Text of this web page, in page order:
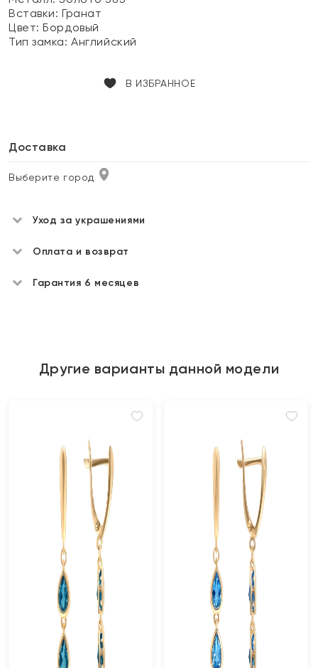
Вставки:Гранат
Цвет:Бордовый
Тип замка:Английский
В ИЗБРАННОЕ
Доставка
Выберите город
Уход за украшениями
Оплата и возврат
Гарантия 6 месяцев
Другие варианты данной модели